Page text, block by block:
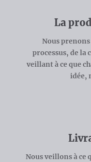
La
Nous
processus, de la
veillant à ce que
idée,
Nous veillons à ce